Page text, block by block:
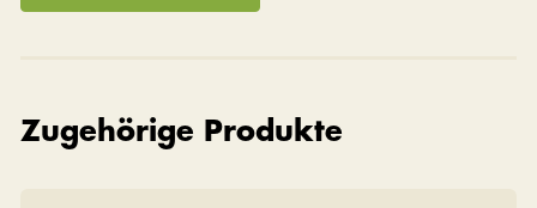
Zugehörige Produkte